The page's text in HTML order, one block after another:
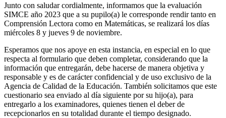
Junto con saludar cordialmente, informamos que la evaluación
SIMCE año 2023 que a su pupilo(a) le corresponde rendir tanto en
Comprensión Lectora como en Matemáticas, se realizará los días
miércoles 8 y jueves 9 de noviembre.
Esperamos que nos apoye en esta instancia, en especial en lo que
respecta al formulario que deben completar, considerando que la
información que entregarán, debe hacerse de manera objetiva y
responsable y es de carácter confidencial y de uso exclusivo de la
Agencia de Calidad de la Educación. También solicitamos que este
cuestionario sea enviado al día siguiente por su hijo(a), para
entregarlo a los examinadores, quienes tienen el deber de
recepcionarlos en su totalidad durante el tiempo designado.